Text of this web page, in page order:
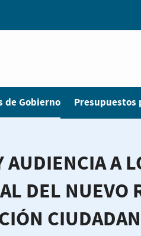
de Gobierno
A
DEL NUEVO